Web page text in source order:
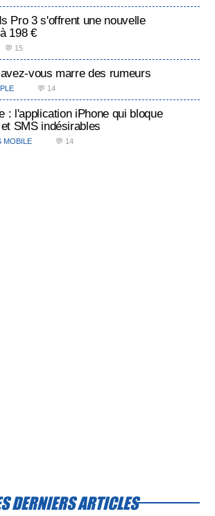
Pro 3 s'offrent une nouvelle
198 €
💬 15
vous marre des rumeurs
💬 14
: l'application iPhone qui bloque
SMS indésirables
MOBILE 💬 14
DERNIERS ARTICLES